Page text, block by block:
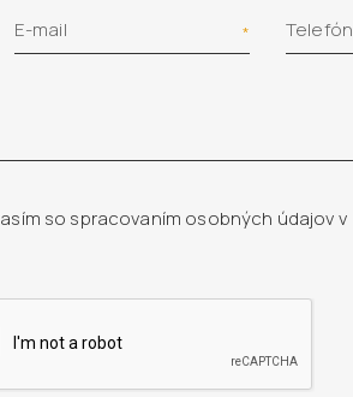
E-mail Telefón
so spracovaním osobných údajov v